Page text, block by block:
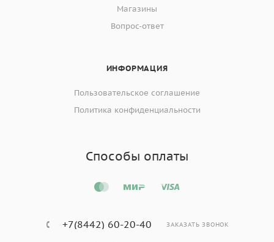
Магазины
Вопрос-ответ
ИНФОРМАЦИЯ
Пользовательское соглашение
Политика конфиденциальности
Способы оплаты
+7(8442) 60-20-40 ЗАКАЗАТЬ ЗВОНОК